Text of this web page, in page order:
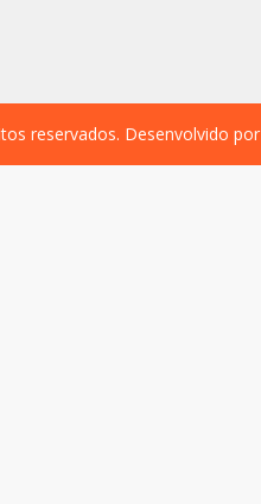
reservados. Desenvolvido por